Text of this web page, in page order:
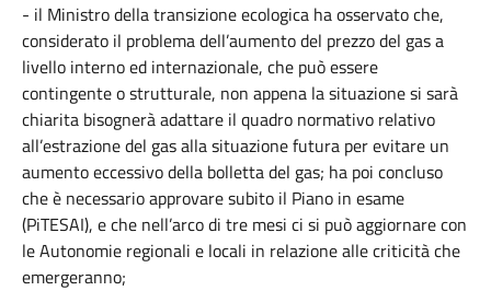
- il Ministro della transizione ecologica ha osservato che,
considerato il problema dell’aumento del prezzo del gas a
livello interno ed internazionale, che può essere
contingente o strutturale, non appena la situazione si sarà
chiarita bisognerà adattare il quadro normativo relativo
all’estrazione del gas alla situazione futura per evitare un
aumento eccessivo della bolletta del gas; ha poi concluso
che è necessario approvare subito il Piano in esame
(PiTESAI), e che nell’arco di tre mesi ci si può aggiornare con
le Autonomie regionali e locali in relazione alle criticità che
emergeranno;